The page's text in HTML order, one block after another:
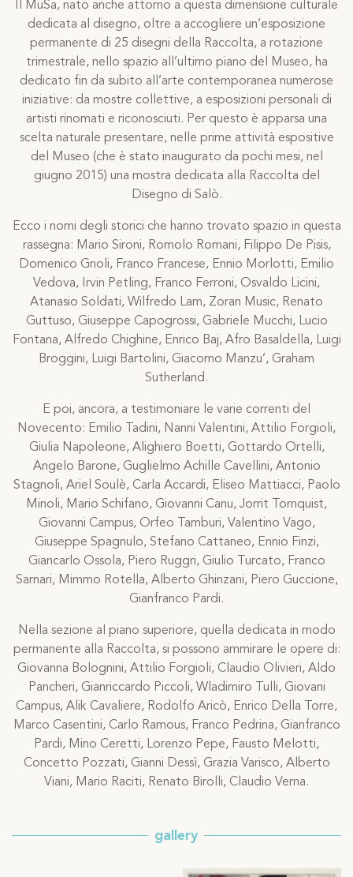
Il MuSa, nato anche attorno a questa dimensione culturale
dedicata al disegno, oltre a accogliere un’esposizione
permanente di 25 disegni della Raccolta, a rotazione
trimestrale, nello spazio all’ultimo piano del Museo, ha
dedicato fin da subito all’arte contemporanea numerose
iniziative: da mostre collettive, a esposizioni personali di
artisti rinomati e riconosciuti. Per questo è apparsa una
scelta naturale presentare, nelle prime attività espositive
del Museo (che è stato inaugurato da pochi mesi, nel
giugno 2015) una mostra dedicata alla Raccolta del
Disegno di Salò.
Ecco i nomi degli storici che hanno trovato spazio in questa
rassegna: Mario Sironi, Romolo Romani, Filippo De Pisis,
Domenico Gnoli, Franco Francese, Ennio Morlotti, Emilio
Vedova, Irvin Petling, Franco Ferroni, Osvaldo Licini,
Atanasio Soldati, Wilfredo Lam, Zoran Music, Renato
Guttuso, Giuseppe Capogrossi, Gabriele Mucchi, Lucio
Fontana, Alfredo Chighine, Enrico Baj, Afro Basaldella, Luigi
Broggini, Luigi Bartolini, Giacomo Manzu’, Graham
Sutherland.
E poi, ancora, a testimoniare le varie correnti del
Novecento: Emilio Tadini, Nanni Valentini, Attilio Forgioli,
Giulia Napoleone, Alighiero Boetti, Gottardo Ortelli,
Angelo Barone, Guglielmo Achille Cavellini, Antonio
Stagnoli, Ariel Soulè, Carla Accardi, Eliseo Mattiacci, Paolo
Minoli, Mario Schifano, Giovanni Canu, Jorrit Tornquist,
Giovanni Campus, Orfeo Tamburi, Valentino Vago,
Giuseppe Spagnulo, Stefano Cattaneo, Ennio Finzi,
Giancarlo Ossola, Piero Ruggri, Giulio Turcato, Franco
Sarnari, Mimmo Rotella, Alberto Ghinzani, Piero Guccione,
Gianfranco Pardi.
Nella sezione al piano superiore, quella dedicata in modo
permanente alla Raccolta, si possono ammirare le opere di:
Giovanna Bolognini, Attilio Forgioli, Claudio Olivieri, Aldo
Pancheri, Gianriccardo Piccoli, Wladimiro Tulli, Giovani
Campus, Alik Cavaliere, Rodolfo Aricò, Enrico Della Torre,
Marco Casentini, Carlo Ramous, Franco Pedrina, Gianfranco
Pardi, Mino Ceretti, Lorenzo Pepe, Fausto Melotti,
Concetto Pozzati, Gianni Dessì, Grazia Varisco, Alberto
Viani, Mario Raciti, Renato Birolli, Claudio Verna.
gallery